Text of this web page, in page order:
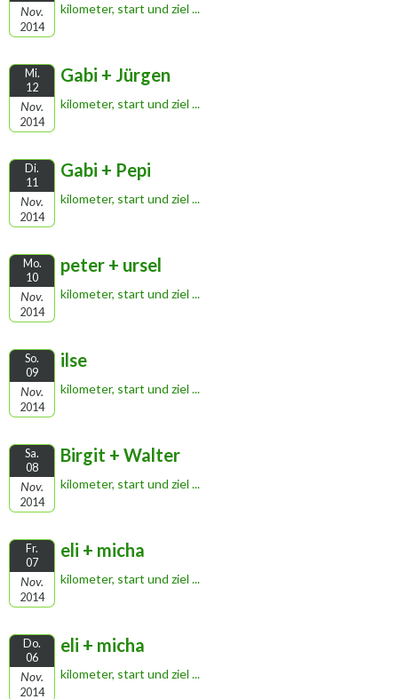
Nov.
2014
kilometer, start und ziel ...
Mi.
12
Nov.
2014
Gabi + Jürgen
kilometer, start und ziel ...
Di.
11
Nov.
2014
Gabi + Pepi
kilometer, start und ziel ...
Mo.
10
Nov.
2014
peter + ursel
kilometer, start und ziel ...
So.
09
Nov.
2014
ilse
kilometer, start und ziel ...
Sa.
08
Nov.
2014
Birgit + Walter
kilometer, start und ziel ...
Fr.
07
Nov.
2014
eli + micha
kilometer, start und ziel ...
Do.
06
Nov.
2014
eli + micha
kilometer, start und ziel ...